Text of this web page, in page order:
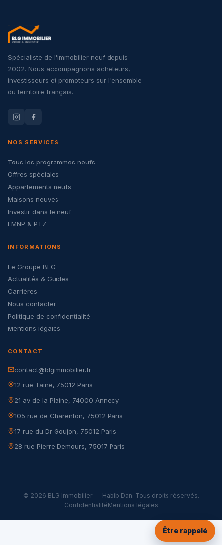
Spécialiste de l'immobilier neuf depuis
2002. Nous accompagnons acheteurs,
investisseurs et promoteurs sur l'ensemble
du territoire français.
NOS SERVICES
Tous les programmes neufs
Offres spéciales
Appartements neufs
Maisons neuves
Investir dans le neuf
LMNP & PTZ
INFORMATIONS
Le Groupe BLG
Actualités & Guides
Carrières
Nous contacter
Politique de confidentialité
Mentions légales
CONTACT
contact@blgimmobilier.fr
12 rue Taine, 75012 Paris
21 av de la Plaine, 74000 Annecy
105 rue de Charenton, 75012 Paris
17 rue du Dr Goujon, 75012 Paris
28 rue Pierre Demours, 75017 Paris
© 2026 BLG Immobilier — Habib Dan. Tous droits réservés.
ConfidentialitéMentions légales
Être rappelé